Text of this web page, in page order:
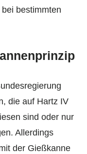
bestimmten
die auf Hartz IV
sind oder nur
Allerdings
der Gießkanne